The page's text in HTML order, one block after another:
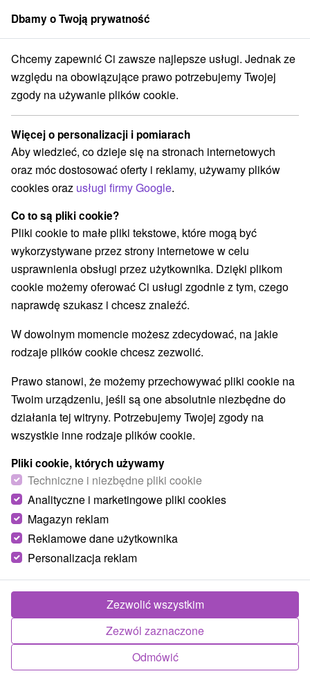
członek grupySorger
Slovensko Nitriansky kraj Beladice Ranczo Čakýň, ujeżdżalnia
Ranczo Čakýň, ujeżdżalnia
Wyświetl stronę internetową Przejdź do
+421 911 659 316 ranc.cakyn@gmail.com
Facebook
Opinii Google
Čakýň 616
951 75 Beladice
GPS:
N +48° 22' 11.21''
E +18° 17' 51.4''
Region turystyczny
Nitriansky kraj, Ponitrie
Znalazłeś błąd lub chcesz polecić nam nową atrakcję
Zgłoś błąd
Dbamy o Twoją prywatność
Chcemy zapewnić Ci zawsze najlepsze usługi. Jednak ze
względu na obowiązujące prawo potrzebujemy Twojej
zgody na używanie plików cookie.
Więcej o personalizacji i pomiarach
Aby wiedzieć, co dzieje się na stronach internetowych
oraz móc dostosować oferty i reklamy, używamy plików
cookies oraz usługi firmy Google.
Co to są pliki cookie?
Pliki cookie to małe pliki tekstowe, które mogą być
wykorzystywane przez strony internetowe w celu
usprawnienia obsługi przez użytkownika. Dzięki plikom
cookie możemy oferować Ci usługi zgodnie z tym, czego
naprawdę szukasz i chcesz znaleźć.
W dowolnym momencie możesz zdecydować, na jakie
rodzaje plików cookie chcesz zezwolić.
Prawo stanowi, że możemy przechowywać pliki cookie na
Twoim urządzeniu, jeśli są one absolutnie niezbędne do
działania tej witryny. Potrzebujemy Twojej zgody na
wszystkie inne rodzaje plików cookie.
Pliki cookie, których używamy
Techniczne i niezbędne pliki cookie
Analityczne i marketingowe pliki cookies
Magazyn reklam
Reklamowe dane użytkownika
Personalizacja reklam
Odmówić
Zezwól zaznaczone
Zezwolić wszystkim